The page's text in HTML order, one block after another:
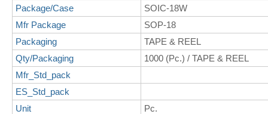
Package/Case
SOIC-18W
Mfr Package
SOP-18
Packaging
TAPE & REEL
Qty/Packaging
1000 (Pc.) / TAPE & REEL
Mfr_Std_pack
ES_Std_pack
Unit
Pc.